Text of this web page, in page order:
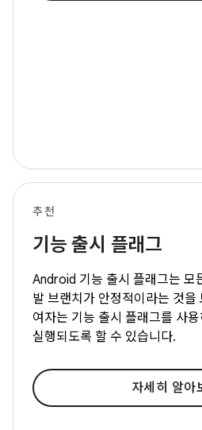
추천
기능 출시 플래그
Android 기능 출시 플래그는 모
발 브랜치가 안정적이라는 것을
여자는 기능 출시 플래그를 사
실행되도록 할 수 있습니다.
자세히 알아